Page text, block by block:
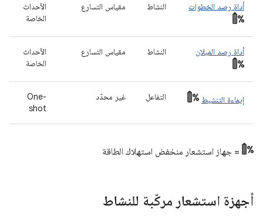
أداة رصد الخطوات النشاط مقياس التسارع
الأحداث
الخاصة
أداة رصد الميلان النشاط مقياس التسارع
الأحداث
الخاصة
إيماءة التنشيط التفاعل غير محدّد
One-
shot
= جهاز استشعار منخفض استهلاك الطاقة
أجهزة استشعار مركّبة للنشاط